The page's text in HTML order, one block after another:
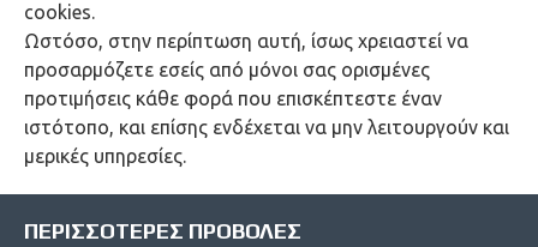
cookies.
Ωστόσο, στην περίπτωση αυτή, ίσως χρειαστεί να
προσαρμόζετε εσείς από μόνοι σας ορισμένες
προτιμήσεις κάθε φορά που επισκέπτεστε έναν
ιστότοπο, και επίσης ενδέχεται να μην λειτουργούν και
μερικές υπηρεσίες.
ΠΕΡΙΣΣΌΤΕΡΕΣ ΠΡΟΒΟΛΈΣ